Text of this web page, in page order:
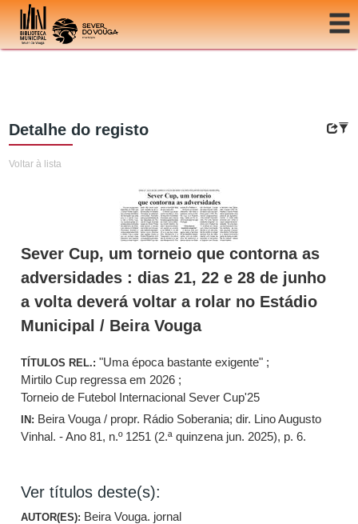
Ir para o conteúdo
Detalhe do registo
Voltar à lista
Sever Cup, um torneio que contorna as
adversidades : dias 21, 22 e 28 de junho
a volta deverá voltar a rolar no Estádio
Municipal / Beira Vouga
TÍTULOS REL.:"Uma época bastante exigente" ;
Mirtilo Cup regressa em 2026 ;
Torneio de Futebol Internacional Sever Cup'25
IN: Beira Vouga / propr. Rádio Soberania; dir. Lino Augusto
Vinhal. - Ano 81, n.º 1251 (2.ª quinzena jun. 2025), p. 6.
Ver títulos deste(s):
AUTOR(ES): Beira Vouga. jornal